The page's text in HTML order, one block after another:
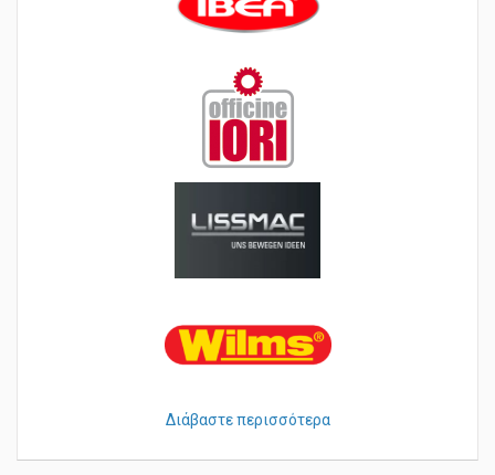
Διάβαστε περισσότερα